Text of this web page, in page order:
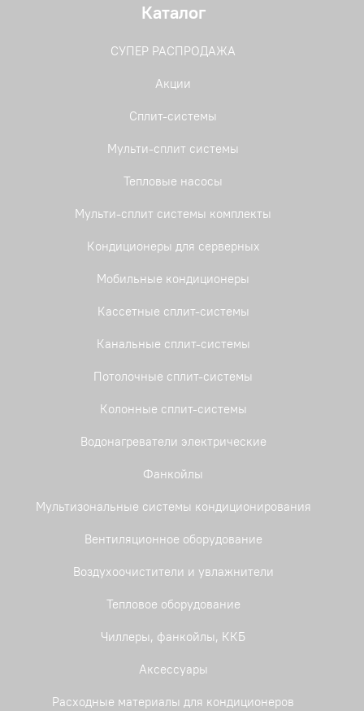
Каталог
СУПЕР РАСПРОДАЖА
Акции
Сплит-системы
Мульти-сплит системы
Тепловые насосы
Мульти-сплит системы комплекты
Кондиционеры для серверных
Мобильные кондиционеры
Кассетные сплит-системы
Канальные сплит-системы
Потолочные сплит-системы
Колонные сплит-системы
Водонагреватели электрические
Фанкойлы
Мультизональные системы кондиционирования
Вентиляционное оборудование
Воздухоочистители и увлажнители
Тепловое оборудование
Чиллеры, фанкойлы, ККБ
Аксессуары
Расходные материалы для кондиционеров